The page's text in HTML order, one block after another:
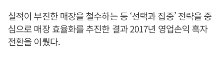
실적이 부진한 매장을 철수하는 등 ‘선택과 집중’ 전략을 중
심으로 매장 효율화를 추진한 결과 2017년 영업손익 흑자
전환을 이뤘다.